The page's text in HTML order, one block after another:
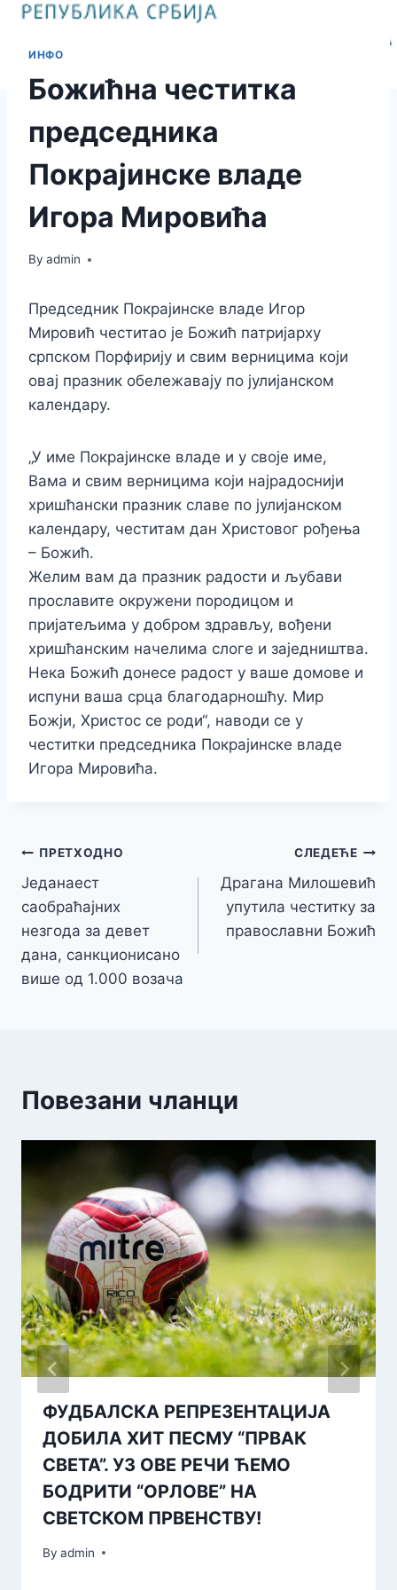
ИНФО
Божићна честитка
председника
Покрајинске владе
Игора Мировића
By admin
Председник Покрајинске владе Игор
Мировић честитао је Божић патријарху
српском Порфирију и свим верницима који
овај празник обележавају по јулијанском
календару.
„У име Покрајинске владе и у своје име,
Вама и свим верницима који најрадоснији
хришћански празник славе по јулијанском
календару, честитам дан Христовог рођења
– Божић.
Желим вам да празник радости и љубави
прославите окружени породицом и
пријатељима у добром здрављу, вођени
хришћанским начелима слоге и заједништва.
Нека Божић донесе радост у ваше домове и
испуни ваша срца благодарношћу. Мир
Божји, Христос се роди“, наводи се у
честитки председника Покрајинске владе
Игора Мировића.
Кретање
чланка
ПРЕТХОДНО
Једанаест
саобраћајних
незгода за девет
дана, санкционисано
више од 1.000 возача
СЛЕДЕЋЕ
Драгана Милошевић
упутила честитку за
православни Божић
Повезани чланци
ФУДБАЛСКА РЕПРЕЗЕНТАЦИЈА
ДОБИЛА ХИТ ПЕСМУ “ПРВАК
СВЕТА”. УЗ ОВЕ РЕЧИ ЋЕМО
БОДРИТИ “ОРЛОВЕ” НА
СВЕТСКОМ ПРВЕНСТВУ!
By admin